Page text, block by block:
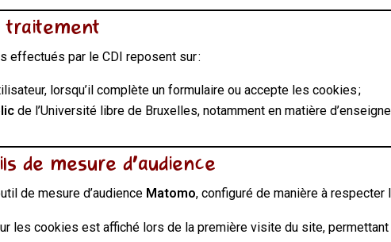
traitement
effectués par le CDI reposent sur :
lorsqu’il complète un formulaire ou accepte les cookies ;
de l’Université libre de Bruxelles, notamment en matière
de mesure d’audience
de mesure d’audience Matomo, configuré de manière à
les cookies est affiché lors de la première visite du site,